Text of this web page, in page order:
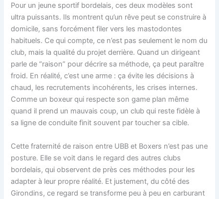
Pour un jeune sportif bordelais, ces deux modèles sont
ultra puissants. Ils montrent qu’un rêve peut se construire à
domicile, sans forcément filer vers les mastodontes
habituels. Ce qui compte, ce n’est pas seulement le nom du
club, mais la qualité du projet derrière. Quand un dirigeant
parle de “raison” pour décrire sa méthode, ça peut paraître
froid. En réalité, c’est une arme : ça évite les décisions à
chaud, les recrutements incohérents, les crises internes.
Comme un boxeur qui respecte son game plan même
quand il prend un mauvais coup, un club qui reste fidèle à
sa ligne de conduite finit souvent par toucher sa cible.
Cette fraternité de raison entre UBB et Boxers n’est pas une
posture. Elle se voit dans le regard des autres clubs
bordelais, qui observent de près ces méthodes pour les
adapter à leur propre réalité. Et justement, du côté des
Girondins, ce regard se transforme peu à peu en carburant